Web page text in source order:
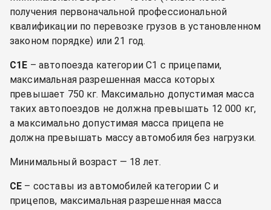
получения первоначальной профессиональной
квалификации по перевозке грузов в установленном
законом порядке) или 21 год.
C1E – автопоезда категории C1 с прицепами,
максимальная разрешенная масса которых
превышает 750 кг. Максимально допустимая масса
таких автопоездов не должна превышать 12 000 кг,
а максимально допустимая масса прицепа не
должна превышать массу автомобиля без нагрузки.
Минимальный возраст — 18 лет.
CE – составы из автомобилей категории C и
прицепов, максимальная разрешенная масса